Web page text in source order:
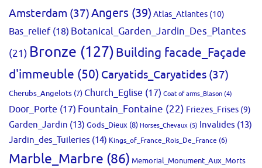
Amsterdam (37)Angers (39) Atlas_Atlantes (10)
Bas_relief(18) Botanical_Garden_Jardin_Des_Plantes
(21) Bronze (127)Building facade_Façade
d'immeuble (50) Caryatids_Caryatides (37)
Cherubs_Angelots (7) Church_Eglise (17) Coat of arms_Blason (4)
Door_Porte (17) Fountain_Fontaine (22) Friezes_Frises (9)
Garden_Jardin (13) Gods_Dieux (8) Horses_Chevaux (5) Invalides (13)
Jardin_des_Tuileries (14) Kings_of_France_Rois_De_France (6)
Marble_Marbre (86) Memorial_Monument_Aux_Morts